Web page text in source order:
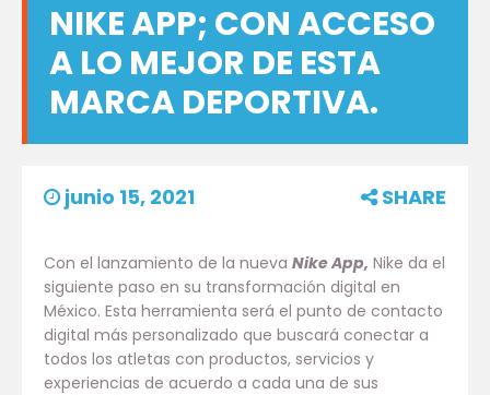
NIKE APP; CON ACCESO
A LO MEJOR DE ESTA
MARCA DEPORTIVA.
junio 15, 2021 SHARE
Con el lanzamiento de la nueva Nike App, Nike da el
siguiente paso en su transformación digital en
México. Esta herramienta será el punto de contacto
digital más personalizado que buscará conectar a
todos los atletas con productos, servicios y
experiencias de acuerdo a cada una de sus